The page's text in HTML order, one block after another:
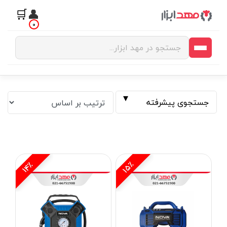
👤
🛒 0
جستجوی پیشرفته
15٪ 14٪